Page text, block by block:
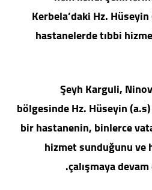
Kerbela’daki Hz.
hastanelerde tıbbi
Şeyh Karguli,
bölgesinde Hz. Hüseyin
bir hastanenin, binlerce
hizmet sunduğunu
çalışmaya